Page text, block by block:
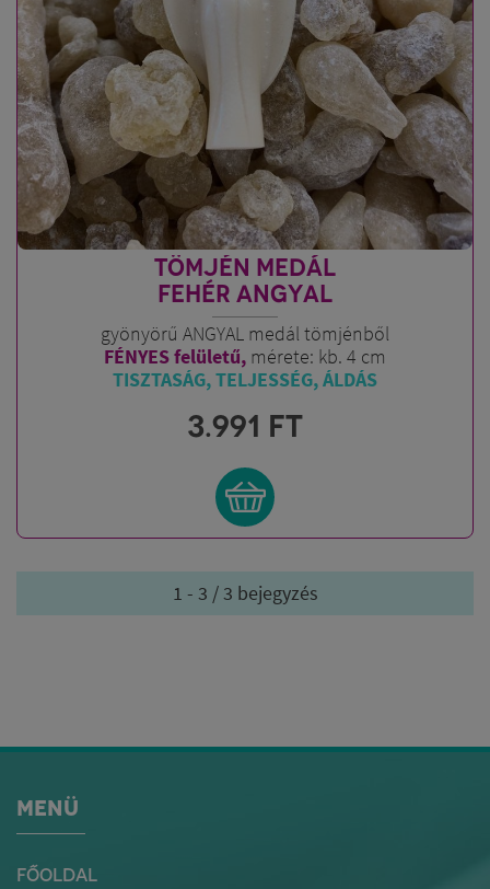
TÖMJÉN MEDÁL
FEHÉR ANGYAL
gyönyörű ANGYAL medál tömjénből
FÉNYES felületű, mérete: kb. 4 cm
TISZTASÁG, TELJESSÉG, ÁLDÁS
3.991 FT
1 - 3 / 3 bejegyzés
MENÜ
FŐOLDAL